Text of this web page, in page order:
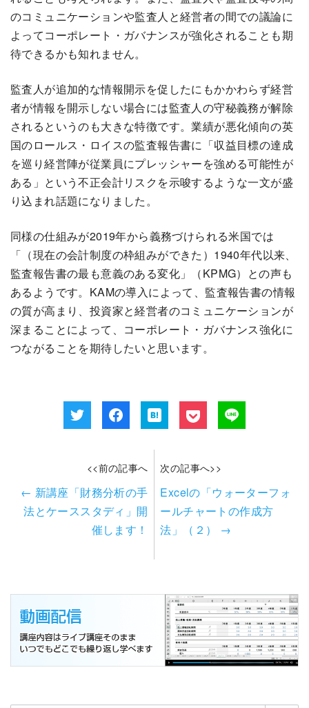
のコミュニケーションや監査人と経営者の間での議論に
よってコーポレート・ガバナンスが強化されることも期
待できるかも知れません。
監査人が追加的な情報開示を促したにもかかわらず経営
者が情報を開示しない場合には監査人の守秘義務が解除
されるというのも大きな特徴です。業績が悪化傾向の英
国のロールス・ロイスの監査報告書に「収益目標の達成
を巡り経営陣が従業員にプレッシャーを強める可能性が
ある」という不正会計リスクを示唆するような一文が盛
り込まれ話題になりました。
同様の仕組みが2019年から義務づけられる米国では
「（現在の会計制度の枠組みができた）1940年代以来、
監査報告書の最も意義のある変化」（KPMG）との声も
あるようです。KAMの導入によって、監査報告書の情報
の質が高まり、投資家と経営者のコミュニケーションが
深まることによって、コーポレート・ガバナンス強化に
つながることを期待したいと思います。
<<前の記事へ
← 新講座「財務分析の手
法とケーススタディ」開
催します！
次の記事へ>>
Excelの「ウォーターフォ
ールチャートの作成方
法」（２） →